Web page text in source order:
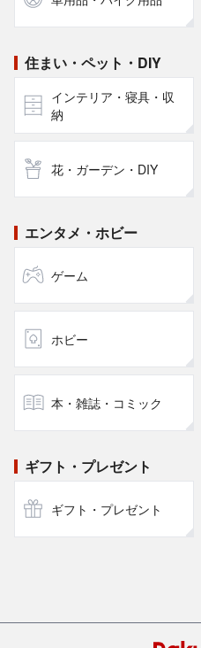
住まい・ペット・DIY
インテリア・寝具・収
納
花・ガーデン・DIY
エンタメ・ホビー
ゲーム
ホビー
本・雑誌・コミック
ギフト・プレゼント
ギフト・プレゼント